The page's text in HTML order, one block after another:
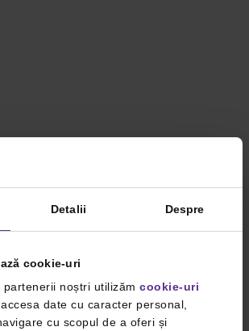
Detalii Despre
cookie-uri
noștri utilizăm cookie-uri
date cu caracter personal,
cu scopul de a oferi și